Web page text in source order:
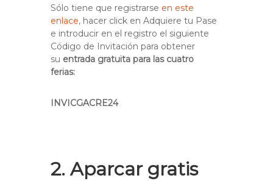
Sólo tiene que registrarse en este
enlace, hacer click en Adquiere tu Pase
e introducir en el registro el siguiente
Código de Invitación para obtener
su entrada gratuita para las cuatro
ferias:
INVICGACRE24
2. Aparcar gratis